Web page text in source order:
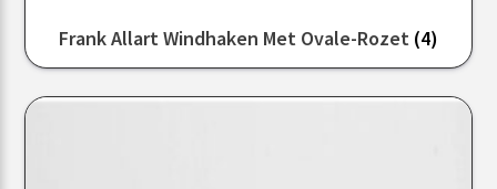
Frank Allart Windhaken Met Ovale-Rozet (4)